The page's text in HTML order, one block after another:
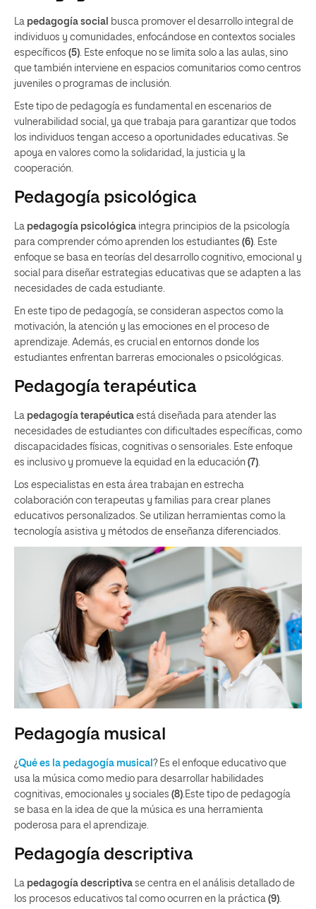
La pedagogía social
busca promover el desarrollo integral de
individuos y comunidades, enfocándose en contextos sociales
específicos (5) . Este enfoque no se limita solo a las aulas, sino
que también interviene en espacios comunitarios como centros
juveniles o programas de inclusión.
Este tipo de pedagogía es fundamental en escenarios de
vulnerabilidad social, ya que trabaja para garantizar que todos
los individuos tengan acceso a oportunidades educativas. Se
apoya en valores como la solidaridad, la justicia y la
cooperación.
Pedagogía psicológica
La pedagogía psicológica integra principios de la psicología
para comprender cómo aprenden los estudiantes (6) . Este
enfoque se basa en teorías del desarrollo cognitivo, emocional y
social para diseñar estrategias educativas que se adapten a las
necesidades de cada estudiante.
En este tipo de pedagogía, se consideran aspectos como la
motivación, la atención y las emociones en el proceso de
aprendizaje. Además, es crucial en entornos donde los
estudiantes enfrentan barreras emocionales o psicológicas.
Pedagogía terapéutica
La pedagogía terapéutica está diseñada para atender las
necesidades de estudiantes con dificultades específicas, como
discapacidades físicas, cognitivas o sensoriales. Este enfoque
es inclusivo y promueve la equidad en la educación (7)
Los especialistas en esta área trabajan en estrecha
colaboración con terapeutas y familias para crear planes
educativos personalizados. Se utilizan herramientas como la
tecnología asistiva y métodos de enseñanza diferenciados.
Pedagogía musical
¿Qué es la pedagogía musical ? Es el enfoque educativo que
usa la música como medio para desarrollar habilidades
cognitivas, emocionales y sociales (8).Este tipo de pedagogía
se basa en la idea de que la música es una herramienta
poderosa para el aprendizaje.
Pedagogía descriptiva
La pedagogía descriptiva se centra en el análisis detallado de
los procesos educativos tal como ocurren en la práctica (9).